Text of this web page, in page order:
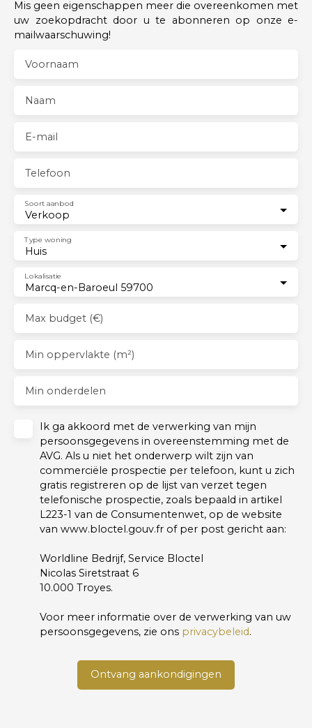
Mis geen eigenschappen meer die overeenkomen met
uw zoekopdracht door u te abonneren op onze e-
mailwaarschuwing!
Voornaam
Naam
E-mail
Telefoon
Verkoop
Soort aanbod
Huis
Type woning
Marcq-en-Baroeul 59700
Lokalisatie
Max budget (€)
Min oppervlakte (m²)
Min onderdelen
Ik ga akkoord met de verwerking van mijn
persoonsgegevens in overeenstemming met de
AVG. Als u niet het onderwerp wilt zijn van
commerciële prospectie per telefoon, kunt u zich
gratis registreren op de lijst van verzet tegen
telefonische prospectie, zoals bepaald in artikel
L223-1 van de Consumentenwet, op de website
van www.bloctel.gouv.fr of per post gericht aan:
Worldline Bedrijf, Service Bloctel
Nicolas Siretstraat 6
10.000 Troyes.
Voor meer informatie over de verwerking van uw
persoonsgegevens, zie ons privacybeleid.
Ontvang aankondigingen